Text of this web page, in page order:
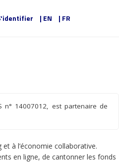
| EN | FR
n° 14007012, est partenaire de
à l’économie collaborative.
en ligne, de cantonner les fonds